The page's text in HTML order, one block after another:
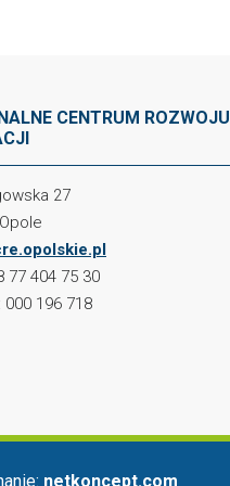
CENTRUM ROZWOJU
27
77 404 75 30
000 196 718
netkoncept.com